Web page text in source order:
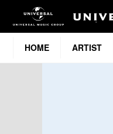
HOME ARTIST